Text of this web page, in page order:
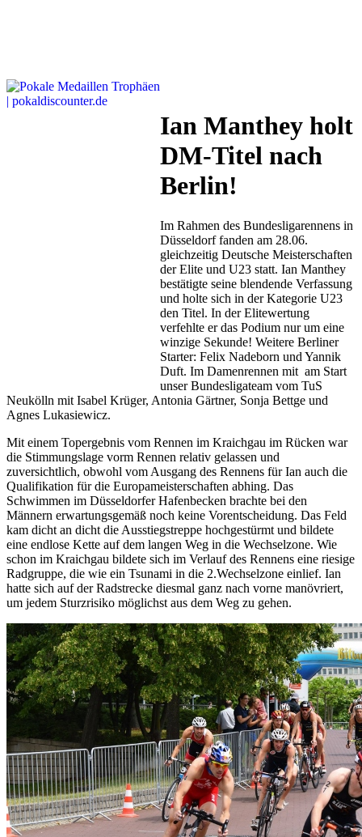
Ian Manthey holt
DM-Titel nach
Berlin!
Im Rahmen des Bundesligarennens in
Düsseldorf fanden am 28.06.
gleichzeitig Deutsche Meisterschaften
der Elite und U23 statt. Ian Manthey
bestätigte seine blendende Verfassung
und holte sich in der Kategorie U23
den Titel. In der Elitewertung
verfehlte er das Podium nur um eine
winzige Sekunde! Weitere Berliner
Starter: Felix Nadeborn und Yannik
Duft. Im Damenrennen mit am Start
unser Bundesligateam vom TuS
Neukölln mit Isabel Krüger, Antonia Gärtner, Sonja Bettge und
Agnes Lukasiewicz.
Mit einem Topergebnis vom Rennen im Kraichgau im Rücken war
die Stimmungslage vorm Rennen relativ gelassen und
zuversichtlich, obwohl vom Ausgang des Rennens für Ian auch die
Qualifikation für die Europameisterschaften abhing. Das
Schwimmen im Düsseldorfer Hafenbecken brachte bei den
Männern erwartungsgemäß noch keine Vorentscheidung. Das Feld
kam dicht an dicht die Ausstiegstreppe hochgestürmt und bildete
eine endlose Kette auf dem langen Weg in die Wechselzone. Wie
schon im Kraichgau bildete sich im Verlauf des Rennens eine riesige
Radgruppe, die wie ein Tsunami in die 2.Wechselzone einlief. Ian
hatte sich auf der Radstrecke diesmal ganz nach vorne manövriert,
um jedem Sturzrisiko möglichst aus dem Weg zu gehen.